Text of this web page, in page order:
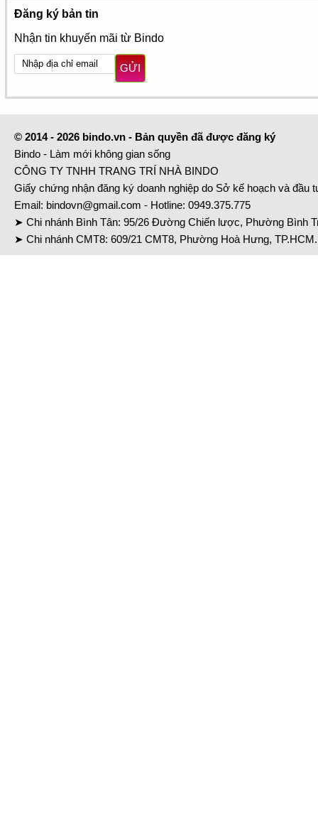
Đăng ký bản tin
Nhận tin khuyến mãi từ Bindo
GỬI
© 2014 - 2026 bindo.vn - Bản quyền đã được đăng ký
Bindo - Làm mới không gian sống
CÔNG TY TNHH TRANG TRÍ NHÀ BINDO
Giấy chứng nhận đăng ký doanh nghiệp do Sở kế hoạch và đầu
Email: bindovn@gmail.com - Hotline: 0949.375.775
➤ Chi nhánh Bình Tân: 95/26 Đường Chiến lược, Phường Bình
➤ Chi nhánh CMT8: 609/21 CMT8, Phường Hoà Hưng,